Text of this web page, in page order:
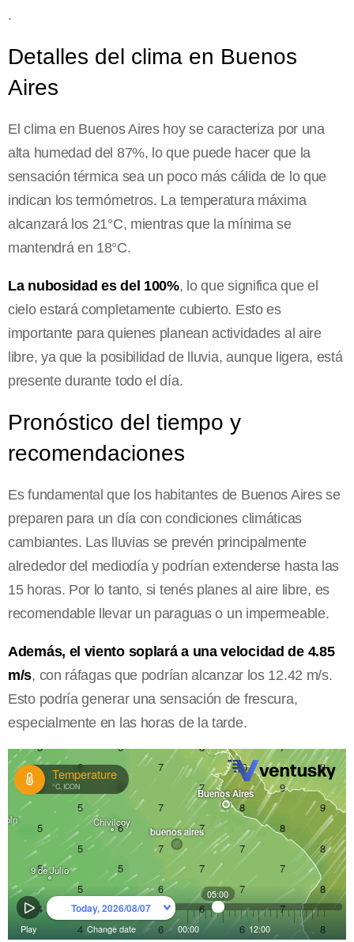
.
Detalles del clima en Buenos
Aires
El clima en Buenos Aires hoy se caracteriza por una
alta humedad del 87%, lo que puede hacer que la
sensación térmica sea un poco más cálida de lo que
indican los termómetros. La temperatura máxima
alcanzará los 21°C, mientras que la mínima se
mantendrá en 18°C.
La nubosidad es del 100%, lo que significa que el
cielo estará completamente cubierto. Esto es
importante para quienes planean actividades al aire
libre, ya que la posibilidad de lluvia, aunque ligera, está
presente durante todo el día.
Pronóstico del tiempo y
recomendaciones
Es fundamental que los habitantes de Buenos Aires se
preparen para un día con condiciones climáticas
cambiantes. Las lluvias se prevén principalmente
alrededor del mediodía y podrían extenderse hasta las
15 horas. Por lo tanto, si tenés planes al aire libre, es
recomendable llevar un paraguas o un impermeable.
Además, el viento soplará a una velocidad de 4.85
m/s, con ráfagas que podrían alcanzar los 12.42 m/s.
Esto podría generar una sensación de frescura,
especialmente en las horas de la tarde.